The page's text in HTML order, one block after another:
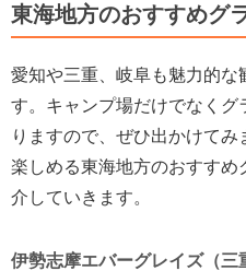
東海地方のおすすめグ
愛知や三重、岐阜も魅力的な
す。キャンプ場だけでなく
りますので、ぜひ出かけて
楽しめる東海地方のおすす
介していきます。
伊勢志摩エバーグレイズ（三